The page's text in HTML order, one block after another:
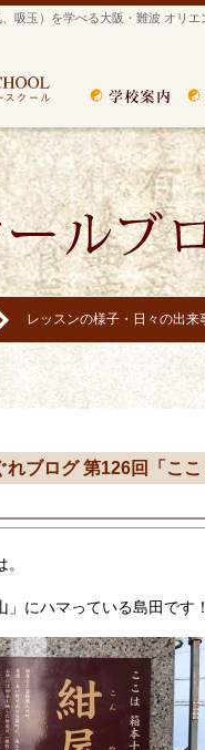
吸玉）を学べる大阪・難波 オリ
レッスンの様子・日々の出来
れブログ 第126回「ここ
」にハマっている島田です